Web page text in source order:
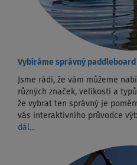
Vybíráme správný paddleboard
Jsme rádi, že vám můžeme
různých značek, velikostí a
že vybrat ten správný je
vás interaktivního průvodce
dál...